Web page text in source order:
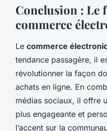
Conclusion : Le
commerce
Le commerce
tendance passagère, il
révolutionner la façon
achats en ligne. En
médias sociaux, il offre
plus engageante et
l’accent sur la